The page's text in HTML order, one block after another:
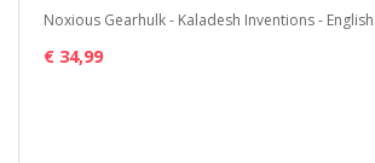
Noxious Gearhulk - Kaladesh Inventions - English
€ 34,99